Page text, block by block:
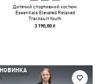
Дитячий спортивний костюм
Essentials Elevated Relaxed
Tracksuit Youth
3 190,00 ₴
НОВИНКА